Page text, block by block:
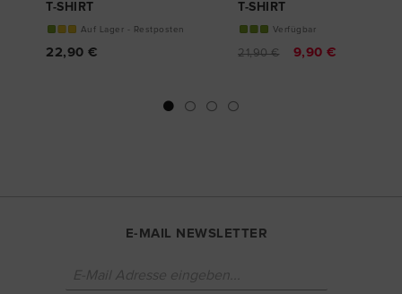
T-SHIRT
Auf Lager - Restposten
22,90 €
T-SHIRT
Verfügbar
21,90 € 9,90 €
E-MAIL NEWSLETTER